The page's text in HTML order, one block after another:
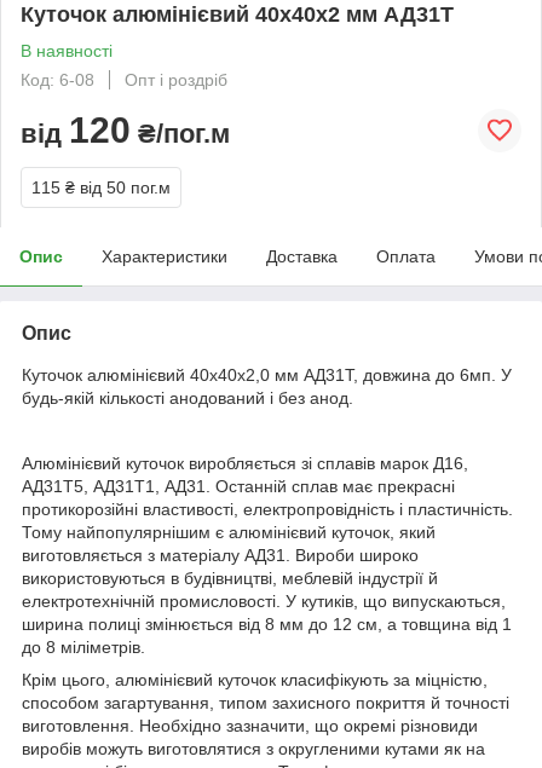
Куточок алюмінієвий 40х40х2 мм АД31Т
В наявності
Код: 6-08
Опт і роздріб
від 120 ₴/пог.м
115 ₴ від 50 пог.м
Опис Характеристики Доставка Оплата Умови
Опис
Куточок алюмінієвий 40х40х2,0 мм АД31Т, довжина до 6мп. У
будь-якій кількості анодований і без анод.
Алюмінієвий куточок виробляється зі сплавів марок Д16,
АД31Т5, АД31Т1, АД31. Останній сплав має прекрасні
протикорозійні властивості, електропровідність і пластичність.
Тому найпопулярнішим є алюмінієвий куточок, який
виготовляється з матеріалу АД31. Вироби широко
використовуються в будівництві, меблевій індустрії й
електротехнічній промисловості. У кутиків, що випускаються,
ширина полиці змінюється від 8 мм до 12 см, а товщина від 1
до 8 міліметрів.
Крім цього, алюмінієвий куточок класифікують за міцністю,
способом загартування, типом захисного покриття й точності
виготовлення. Необхідно зазначити, що окремі різновиди
виробів можуть виготовлятися з округленими кутами як на